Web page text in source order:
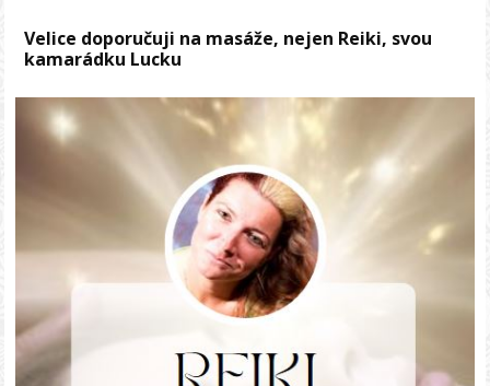
Velice doporučuji na masáže, nejen Reiki, svou
kamarádku Lucku